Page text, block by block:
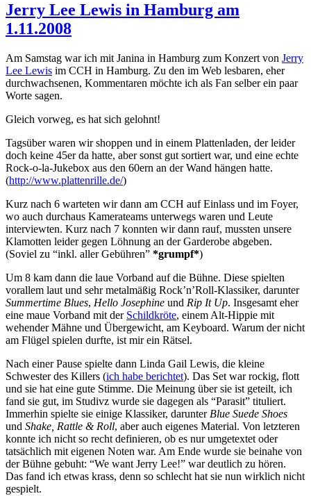
Jerry Lee Lewis in Hamburg am
1.11.2008
Am Samstag war ich mit Janina in Hamburg zum Konzert von Jerry
Lee Lewis im CCH in Hamburg. Zu den im Web lesbaren, eher
durchwachsenen, Kommentaren möchte ich als Fan selber ein paar
Worte sagen.
Gleich vorweg, es hat sich gelohnt!
Tagsüber waren wir shoppen und in einem Plattenladen, der leider
doch keine 45er da hatte, aber sonst gut sortiert war, und eine echte
Rock-o-la-Jukebox aus den 60ern an der Wand hängen hatte.
(http://www.plattenrille.de/)
Kurz nach 6 warteten wir dann am CCH auf Einlass und im Foyer,
wo auch durchaus Kamerateams unterwegs waren und Leute
interviewten. Kurz nach 7 konnten wir dann rauf, mussten unsere
Klamotten leider gegen Löhnung an der Garderobe abgeben.
(Soviel zu “inkl. aller Gebühren” *grumpf*)
Um 8 kam dann die laue Vorband auf die Bühne. Diese spielten
vorallem laut und sehr metalmäßig Rock’n’Roll-Klassiker, darunter
Summertime Blues, Hello Josephine und Rip It Up. Insgesamt eher
eine maue Vorband mit der Schildkröte, einem Alt-Hippie mit
wehender Mähne und Übergewicht, am Keyboard. Warum der nicht
am Flügel spielen durfte, ist mir ein Rätsel.
Nach einer Pause spielte dann Linda Gail Lewis, die kleine
Schwester des Killers (ich habe berichtet). Das Set war rockig, flott
und sie hat eine gute Stimme. Die Meinung über sie ist geteilt, ich
fand sie gut, im Studivz wurde sie dagegen als “Parasit” tituliert.
Immerhin spielte sie einige Klassiker, darunter Blue Suede Shoes
und Shake, Rattle & Roll, aber auch eigenes Material. Von letzteren
konnte ich nicht so recht definieren, ob es nur umgetextet oder
tatsächlich mit eigenen Noten war. Am Ende wurde sie beinahe von
der Bühne gebuht: “We want Jerry Lee!” war deutlich zu hören.
Das fand ich etwas krass, denn so schlecht hat sie nun wirklich nicht
gespielt.